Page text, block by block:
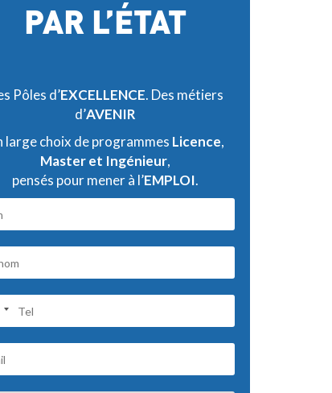
PAR L’ÉTAT
Pôles d’EXCELLENCE. Des métiers
d’AVENIR
large choix de programmes Licence,
Master et Ingénieur,
pensés pour mener à l’EMPLOI.